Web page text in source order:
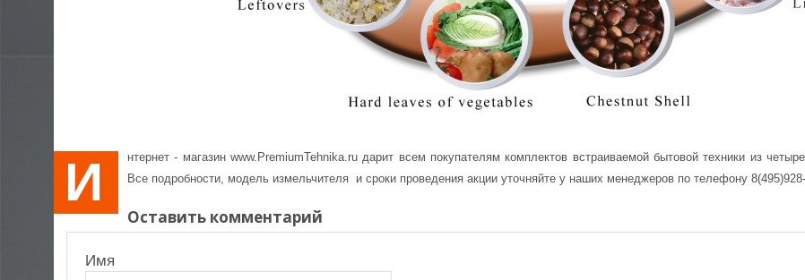
AV-ресиверы
Интернет - магазин www.PremiumTehnika.ru дарит всем покупателям комплектов встраиваемой бытовой техники из
Все подробности, модель измельчителя и сроки проведения акции уточняйте у наших менеджеров по телефону
Оставить комментарий
Имя